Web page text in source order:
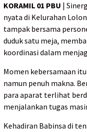
KORAMIL 01 PBU |
nyata di Kelurahan
tampak bersama
duduk satu meja,
koordinasi dalam
Momen kebersamaan
namun penuh makna.
para aparat terlihat
menjalankan tugas
Kehadiran Babinsa di